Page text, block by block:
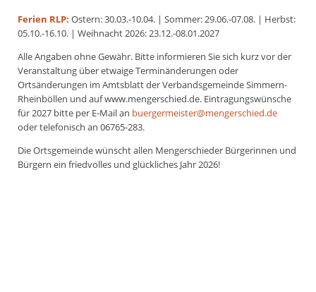
Ferien RLP: Ostern: 30.03.-10.04. | Sommer: 29.06.-07.08. | Herbst:
05.10.-16.10. | Weihnacht 2026: 23.12.-08.01.2027
Alle Angaben ohne Gewähr. Bitte informieren Sie sich kurz vor der
Veranstaltung über etwaige Terminänderungen oder
Ortsänderungen im Amtsblatt der Verbandsgemeinde Simmern-
Rheinböllen und auf www.mengerschied.de. Eintragungswünsche
für 2027 bitte per E-Mail an buergermeister@mengerschied.de
oder telefonisch an 06765-283.
Die Ortsgemeinde wünscht allen Mengerschieder Bürgerinnen und
Bürgern ein friedvolles und glückliches Jahr 2026!